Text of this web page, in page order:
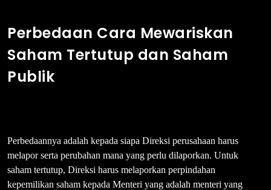
Perbedaan Cara Mewariskan
Saham Tertutup dan Saham
Publik
Perbedaannya adalah kepada siapa Direksi perusahaan harus
melapor serta perubahan mana yang perlu dilaporkan. Untuk
saham tertutup, Direksi harus melaporkan perpindahan
kepemilikan saham kepada Menteri yang adalah menteri yang